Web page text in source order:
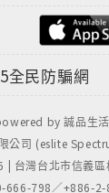
全民防騙網
by 誠品生
公司 (eslite
台灣台北市信義區
666-798／+886-2-